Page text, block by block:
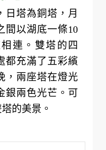
日塔為銅塔，月
間以湖底一條10
連。雙塔的四
都充滿了五彩繽
，兩座塔在燈光
銀兩色光芒。可
的美景。